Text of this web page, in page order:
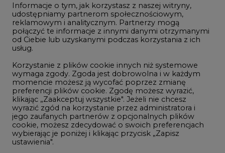
Gospodarka
Geopolityka
LTE450
Innowacje i AI
Telekomunikacja i IT
Handel emisjami CO2
Wodór
Górnictwo
Informacje o tym, jak korzystasz z naszej witryny,
udostępniamy partnerom społecznościowym,
reklamowym i analitycznym. Partnerzy mogą
połączyć te informacje z innymi danymi otrzymanymi
od Ciebie lub uzyskanymi podczas korzystania z ich
usług.
Korzystanie z plików cookie innych niż systemowe
wymaga zgody. Zgoda jest dobrowolna i w każdym
momencie możesz ją wycofać poprzez zmianę
preferencji plików cookie. Zgodę możesz wyrazić,
klikając „Zaakceptuj wszystkie". Jeżeli nie chcesz
wyrazić zgód na korzystanie przez administratora i
jego zaufanych partnerów z opcjonalnych plików
cookie, możesz zdecydować o swoich preferencjach
wybierając je poniżej i klikając przycisk „Zapisz
ustawienia".